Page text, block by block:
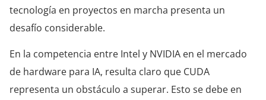
tecnología en proyectos en marcha presenta un
desafío considerable.
En la competencia entre Intel y NVIDIA en el mercado
de hardware para IA, resulta claro que CUDA
representa un obstáculo a superar. Esto se debe en